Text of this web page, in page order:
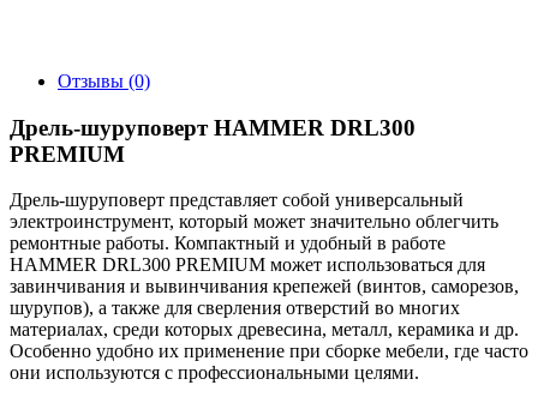
Отзывы (0)
Дрель-шуруповерт HAMMER DRL300
PREMIUM
Дрель-шуруповерт представляет собой универсальный
электроинструмент, который может значительно облегчить
ремонтные работы. Компактный и удобный в работе
HAMMER DRL300 PREMIUM может использоваться для
завинчивания и вывинчивания крепежей (винтов, саморезов,
шурупов), а также для сверления отверстий во многих
материалах, среди которых древесина, металл, керамика и др.
Особенно удобно их применение при сборке мебели, где часто
они используются с профессиональными целями.